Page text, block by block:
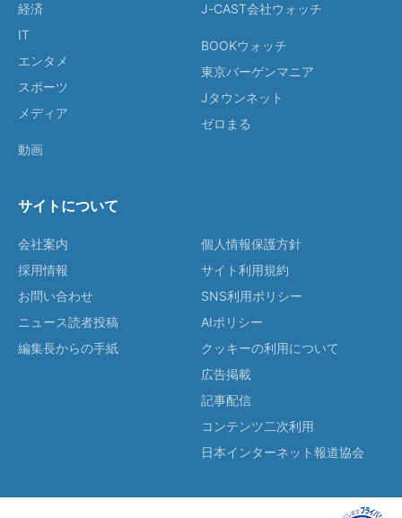
経済
IT
エンタメ
スポーツ
メディア
動画
J-CAST会社ウォッチ
BOOKウォッチ
東京バーゲンマニア
Jタウンネット
ゼロまる
サイトについて
会社案内
採用情報
お問い合わせ
ニュース読者投稿
編集長からの手紙
個人情報保護方針
サイト利用規約
SNS利用ポリシー
AIポリシー
クッキーの利用について
広告掲載
記事配信
コンテンツ二次利用
日本インターネット報道協会